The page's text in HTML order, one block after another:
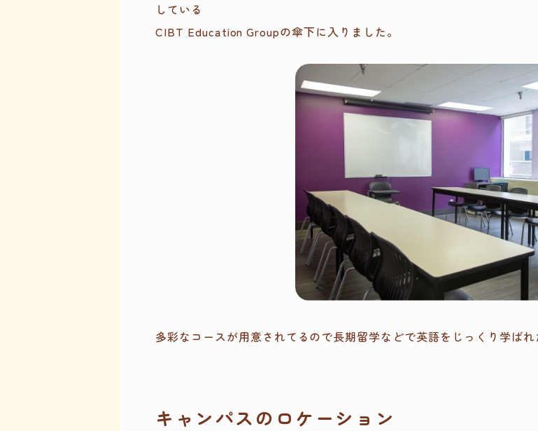
している
CIBT Education Groupの傘下に入りました。
多彩なコースが用意されてるので長期留学などで英語をじっくり学ばれ
キャンパスのロケーション